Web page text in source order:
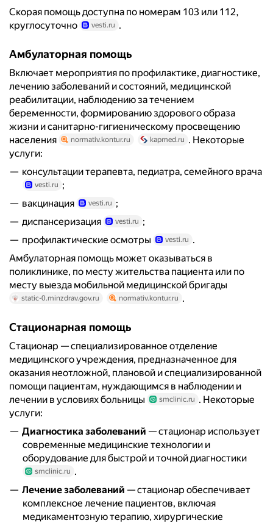
Скорая помощь доступна по номерам 103 или 112,
круглосуточно
vesti.ru .
Амбулаторная помощь
Включает мероприятия по профилактике, диагностике,
лечению заболеваний и состояний, медицинской
реабилитации, наблюдению за течением
беременности, формированию здорового образа
жизни и санитарно-гигиеническому просвещению
населения
normativ.kontur.ru kapmed.ru . Некоторые
услуги:
консультации терапевта, педиатра, семейного врача
vesti.ru ;
вакцинация
vesti.ru ;
диспансеризация
vesti.ru ;
профилактические осмотры
vesti.ru .
Амбулаторная помощь может оказываться в
поликлинике, по месту жительства пациента или по
месту выезда мобильной медицинской бригады
static-0.minzdrav.gov.ru normativ.kontur.ru .
Стационарная помощь
Стационар — специализированное отделение
медицинского учреждения, предназначенное для
оказания неотложной, плановой и специализированной
помощи пациентам, нуждающимся в наблюдении и
лечении в условиях больницы
smclinic.ru . Некоторые
услуги:
Диагностика заболеваний — стационар использует
современные медицинские технологии и
оборудование для быстрой и точной диагностики
smclinic.ru .
Лечение заболеваний — стационар обеспечивает
комплексное лечение пациентов, включая
медикаментозную терапию, хирургические